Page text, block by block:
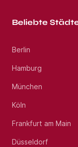
Beliebte
Berlin
Hamburg
München
Köln
Frankfurt am Main
Düsseldorf